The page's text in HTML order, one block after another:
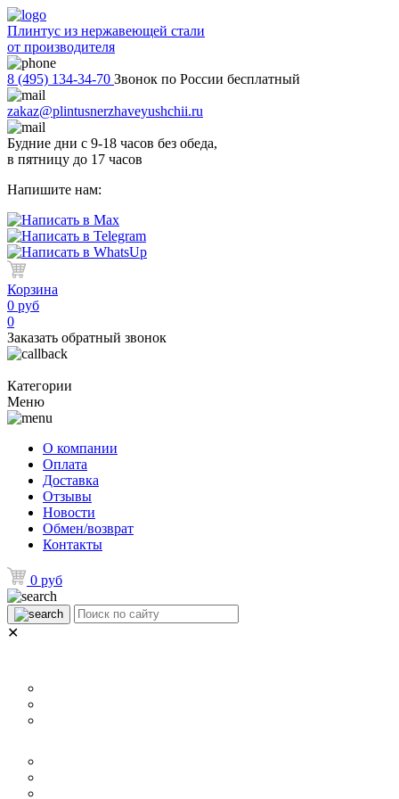
Плинтус из нержавеющей стали
от производителя
8 (495) 134-34-70 Звонок по России бесплатный
zakaz@plintusnerzhaveyushchii.ru
Будние дни с 9-18 часов без обеда,
в пятницу до 17 часов
Напишите нам:
Корзина
0 руб
0
Заказать обратный звонок
Категории
Меню
О компании
Оплата
Доставка
Отзывы
Новости
Обмен/возврат
Контакты
0 руб
✕